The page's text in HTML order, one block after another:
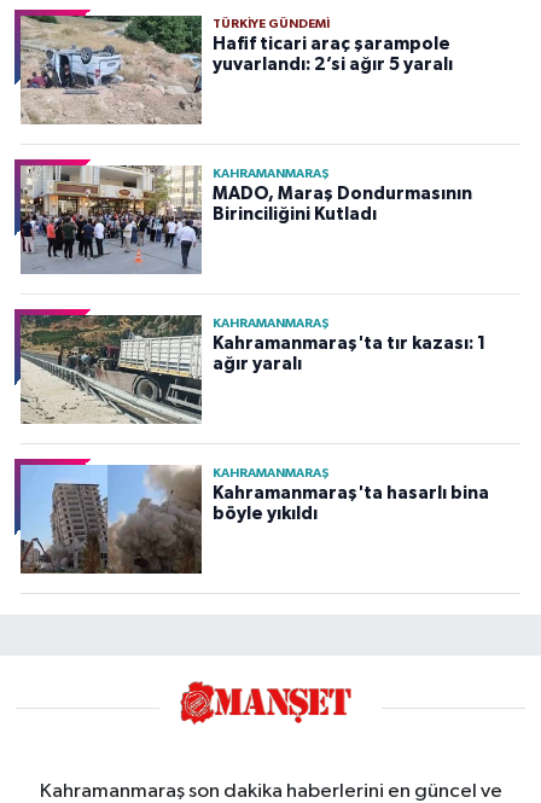
TÜRKIYE GÜNDEMI
Hafif ticari araç şarampole
yuvarlandı: 2’si ağır 5 yaralı
KAHRAMANMARAŞ
MADO, Maraş Dondurmasının
Birinciliğini Kutladı
KAHRAMANMARAŞ
Kahramanmaraş'ta tır kazası: 1
ağır yaralı
KAHRAMANMARAŞ
Kahramanmaraş'ta hasarlı bina
böyle yıkıldı
Kahramanmaraş son dakika haberlerini en güncel ve